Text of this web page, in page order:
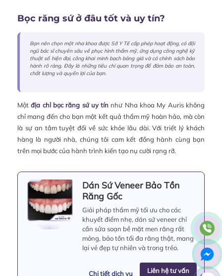
Bọc răng sứ ở đâu tốt và uy tín?
Bạn nên chọn một nha khoa được Sở Y Tế cấp phép hoạt động, có đội
ngũ bác sĩ chuyên sâu về phục hình thẩm mỹ, ứng dụng công nghệ kỹ
thuật số hiện đại, công khai minh bạch bảng giá và có chính sách bảo
hành rõ ràng. Đây là những tiêu chí quan trọng để đảm bảo an toàn,
chất lượng và quyền lợi của bạn.
Mộtđịa chỉ bọc răng sứ uy tín như Nha khoa My Auris không
chỉ mang đến cho bạn một kết quả thẩm mỹ hoàn hảo, mà còn
là sự an tâm tuyệt đối về sức khỏe lâu dài. Với triết lý khách
hàng là người nhà, chúng tôi cam kết đồng hành cùng bạn
trên mọi bước của hành trình kiến tạo nụ cười rạng rỡ.
Dán Sứ Veneer Bảo Tồn
Răng Gốc
Giải pháp thẩm mỹ tối ưu cho các
khuyết điểm nhẹ, dán sứ veneer chỉ
cần sửa soạn bề mặt men răng rất
mỏng, bảo tồn tối đa răng thật, mang
lại vẻ đẹp tự nhiên và trong trẻo.
Chi tiết dịch vụ Liên hệ tư vấn